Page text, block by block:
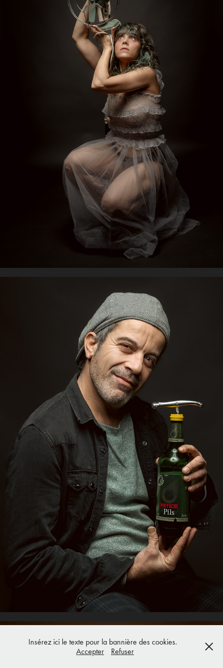
Insérez ici le texte pour la bannière des cookies.
Accepter
Refuser